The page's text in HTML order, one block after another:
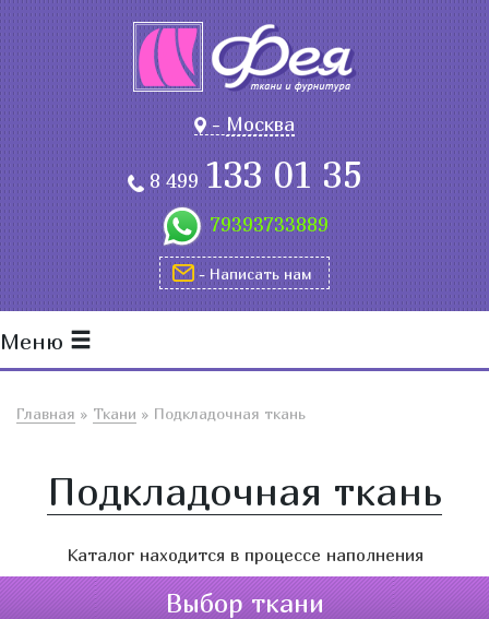
-Москва
8 499133 01 35
79393733889
- Написать нам
Меню
Главная » Ткани » Подкладочная ткань
Подкладочная ткань
Каталог находится в процессе наполнения
Выбор ткани